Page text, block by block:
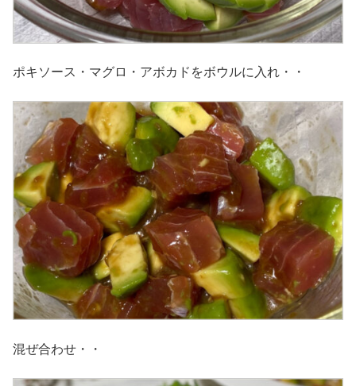
ポキソース・マグロ・アボカドをボウルに入れ・・
混ぜ合わせ・・